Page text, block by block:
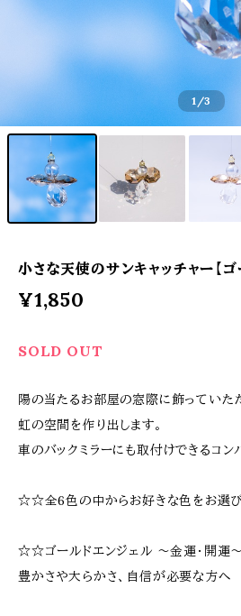
1 /3
小さな天使のサンキャッチャー【ゴ
¥1,850
SOLD OUT
陽の当たるお部屋の窓際に飾っていた
虹の空間を作り出します。
車のバックミラーにも取付けできるコン
☆☆全6色の中からお好きな色をお選
☆☆ゴールドエンジェル 〜金運・開運〜
豊かさや大らかさ、自信が必要な方へ